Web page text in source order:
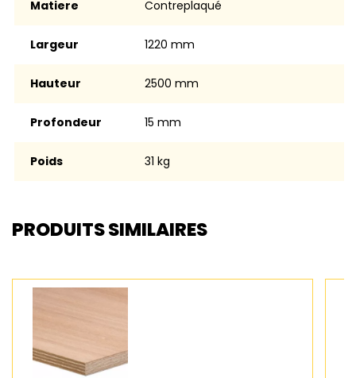
Matiere contreplaqué
Largeur 1220 mm
Hauteur 2500 mm
Profondeur 15 mm
Poids 31 kg
PRODUITS SIMILAIRES